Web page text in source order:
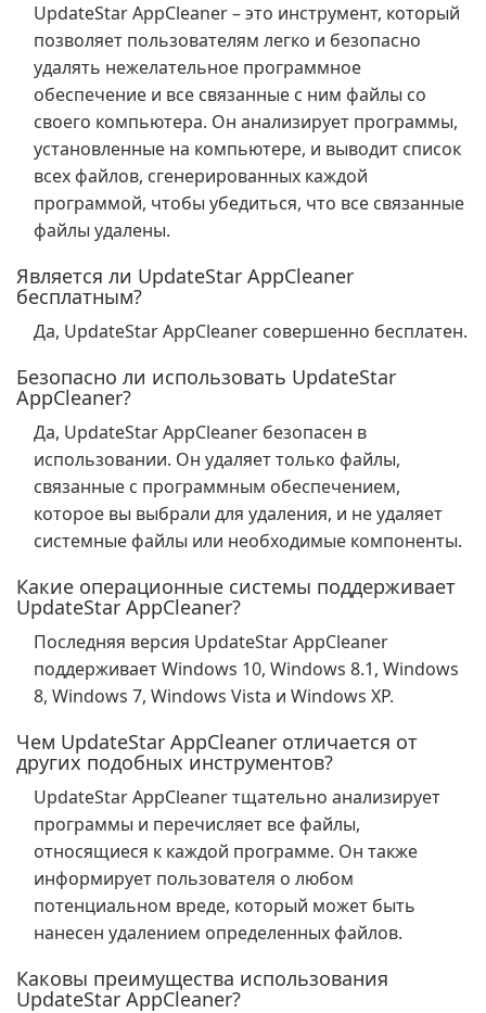
UpdateStar AppCleaner – это инструмент, который
позволяет пользователям легко и безопасно
удалять нежелательное программное
обеспечение и все связанные с ним файлы со
своего компьютера. Он анализирует программы,
установленные на компьютере, и выводит список
всех файлов, сгенерированных каждой
программой, чтобы убедиться, что все связанные
файлы удалены.
Является ли UpdateStar AppCleaner
бесплатным?
Да, UpdateStar AppCleaner совершенно бесплатен.
Безопасно ли использовать UpdateStar
AppCleaner?
Да, UpdateStar AppCleaner безопасен в
использовании. Он удаляет только файлы,
связанные с программным обеспечением,
которое вы выбрали для удаления, и не удаляет
системные файлы или необходимые компоненты.
Какие операционные системы поддерживает
UpdateStar AppCleaner?
Последняя версия UpdateStar AppCleaner
поддерживает Windows 10, Windows 8.1, Windows
8, Windows 7, Windows Vista и Windows XP.
Чем UpdateStar AppCleaner отличается от
других подобных инструментов?
UpdateStar AppCleaner тщательно анализирует
программы и перечисляет все файлы,
относящиеся к каждой программе. Он также
информирует пользователя о любом
потенциальном вреде, который может быть
нанесен удалением определенных файлов.
Каковы преимущества использования
UpdateStar AppCleaner?